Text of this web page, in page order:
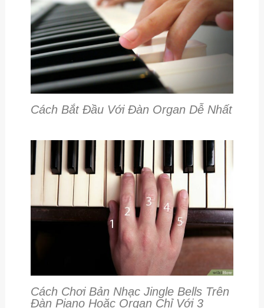
Cách Bắt Đầu Với Đàn Organ Dễ Nhất
Cách Chơi Bản Nhạc Jingle Bells Trên
Đàn Piano Hoặc Organ Chỉ Với 3